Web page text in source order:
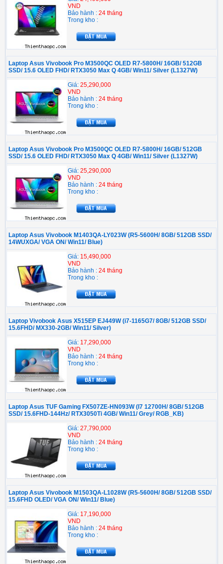
VND
Bảo hành : 24 tháng
Trong kho :
Laptop Asus Vivobook Pro M3500QC OLED R7-5800H/ 16GB/ 512GB
SSD/ 15.6 OLED FHD/ RTX3050 Max Q 4GB/ Win11/ Silver (L1327W)
Giá: 25,290,000
VND
Bảo hành : 24 tháng
Trong kho :
Laptop Asus Vivobook Pro M3500QC OLED R7-5800H/ 16GB/ 512GB
SSD/ 15.6 OLED FHD/ RTX3050 Max Q 4GB/ Win11/ Silver (L1327W)
Giá: 25,290,000
VND
Bảo hành : 24 tháng
Trong kho :
Laptop Asus Vivobook M1403QA-LY023W (R5-5600H/ 8GB/ 512GB SSD/
14WUXGA/ VGA ON/ Win11/ Blue)
Giá: 15,490,000
VND
Bảo hành : 24 tháng
Trong kho :
Laptop Vivobook Asus X515EP EJ449W (i7-1165G7/ 8GB/ 512GB SSD/
15.6FHD/ MX330-2GB/ Win11/ Silver)
Giá: 17,290,000
VND
Bảo hành : 24 tháng
Trong kho :
Laptop Asus TUF Gaming FX507ZE-HN093W (I7 12700H/ 8GB/ 512GB
SSD/ 15.6FHD-144Hz/ RTX3050Ti 4GB/ Win11/ Grey/ RGB_KB)
Giá: 27,790,000
VND
Bảo hành : 24 tháng
Trong kho :
Laptop Asus Vivobook M1503QA-L1028W (R5-5600H/ 8GB/ 512GB SSD/
15.6FHD OLED/ VGA ON/ Win11/ Blue)
Giá: 17,190,000
VND
Bảo hành : 24 tháng
Trong kho :